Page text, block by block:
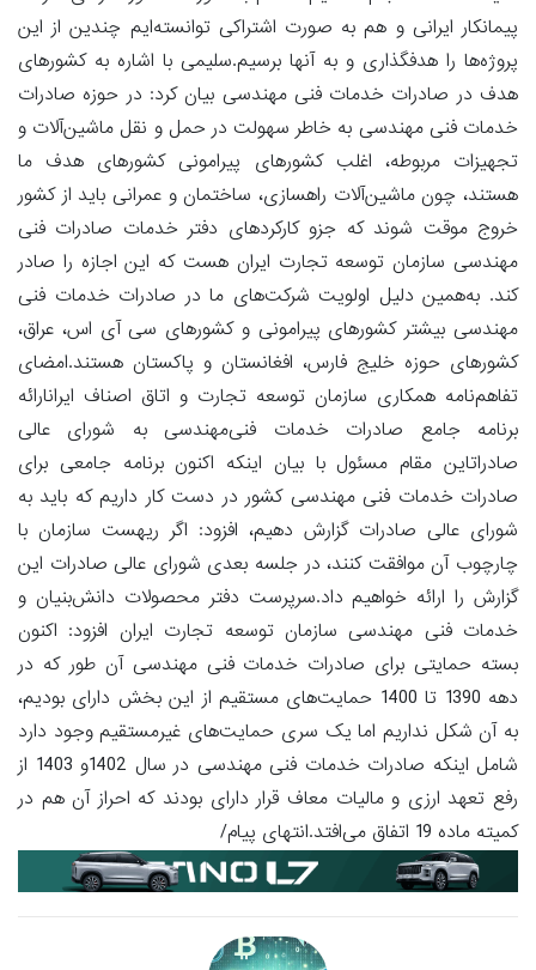
پیمانکار ایرانی و هم به صورت اشتراکی توانسته‌ایم چندین از این
پروژه‌ها را هدفگذاری و به آنها برسیم.سلیمی با اشاره به کشورهای
هدف در صادرات خدمات فنی مهندسی بیان کرد: در حوزه صادرات
خدمات فنی مهندسی به خاطر سهولت در حمل و نقل ماشین‌آلات و
تجهیزات مربوطه، اغلب کشورهای پیرامونی کشورهای هدف ما
هستند، چون ماشین‌آلات راهسازی، ساختمان و عمرانی باید از کشور
خروج موقت شوند که جزو کارکردهای دفتر خدمات صادرات فنی
مهندسی سازمان توسعه تجارت ایران هست که این اجازه را صادر
کند. به‌همین دلیل اولویت شرکت‌های ما در صادرات خدمات فنی
مهندسی بیشتر کشورهای پیرامونی و کشورهای سی آی اس، عراق،
کشورهای حوزه خلیج فارس، افغانستان و پاکستان هستند.امضای
تفاهم‌نامه همکاری سازمان توسعه تجارت و اتاق اصناف ایرانارائه
برنامه جامع صادرات خدمات فنی‌مهندسی به شورای عالی
صادراتاین مقام مسئول با بیان اینکه اکنون برنامه جامعی برای
صادرات خدمات فنی مهندسی کشور در دست ‌کار داریم که باید به
شورای عالی صادرات گزارش دهیم، افزود: اگر ریهست سازمان با
چارچوب آن موافقت کنند، در جلسه بعدی شورای عالی صادرات این
گزارش را ارائه خواهیم داد.سرپرست دفتر محصولات دانش‌بنیان و
خدمات فنی مهندسی سازمان توسعه تجارت ایران افزود: اکنون
بسته حمایتی برای صادرات خدمات فنی مهندسی آن طور که در
دهه 1390 تا 1400 حمایت‌های مستقیم از این بخش دارای بودیم،
به آن شکل نداریم اما یک سری حمایت‌های غیرمستقیم وجود دارد
شامل اینکه صادرات خدمات فنی مهندسی در سال 1402و 1403 از
رفع تعهد ارزی و مالیات معاف قرار دارای بودند که احراز آن هم در
کمیته ماده 19 اتفاق می‌افتد.انتهای پیام/